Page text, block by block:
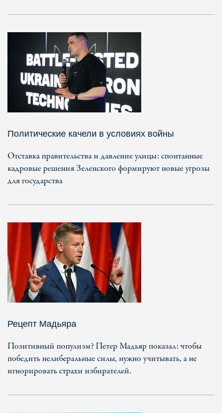
Политические качели в условиях войны
Отставка правительства и давление улицы: спонтанные
кадровые решения Зеленского формируют новые угрозы
для государства
Рецепт Мадьяра
Позитивный популизм? Петер Мадьяр показал: чтобы
победить нелиберальные силы, нужно учитывать, а не
игнорировать страхи избирателей.